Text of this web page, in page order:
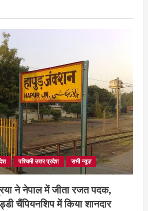
पश्चिमी उत्तर प्रदेश सभी न्यूज़
ने नेपाल में जीता रजत पदक,
चैंपियनशिप में किया शानदार